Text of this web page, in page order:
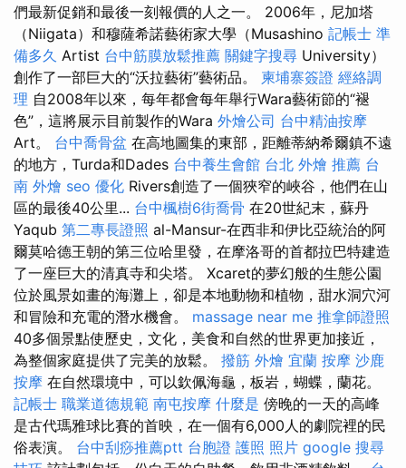
們最新促銷和最後一刻報價的人之一。 2006年，尼加塔
（Niigata）和穆薩希諾藝術家大學（Musashino 記帳士 準
備多久 Artist 台中筋膜放鬆推薦 關鍵字搜尋 University）
創作了一部巨大的“沃拉藝術”藝術品。 柬埔寨簽證 經絡調
理 自2008年以來，每年都會每年舉行Wara藝術節的“褪
色”，這將展示目前製作的Wara 外燴公司 台中精油按摩
Art。 台中喬骨盆 在高地圖集的東部，距離蒂納希爾鎮不遠
的地方，Turda和Dades 台中養生會館 台北 外燴 推薦 台
南 外燴 seo 優化 Rivers創造了一個狹窄的峽谷，他們在山
區的最後40公里... 台中楓樹6街喬骨 在20世紀末，蘇丹
Yaqub 第二專長證照 al-Mansur-在西非和伊比亞統治的阿
爾莫哈德王朝的第三位哈里發，在摩洛哥的首都拉巴特建造
了一座巨大的清真寺和尖塔。 Xcaret的夢幻般的生態公園
位於風景如畫的海灘上，卻是本地動物和植物，甜水洞穴河
和冒險和充電的潛水機會。 massage near me 推拿師證照
40多個景點使歷史，文化，美食和自然的世界更加接近，
為整個家庭提供了完美的放鬆。 撥筋 外燴 宜蘭 按摩 沙鹿
按摩 在自然環境中，可以欽佩海龜，板岩，蝴蝶，蘭花。
記帳士 職業道德規範 南屯按摩 什麼是 傍晚的一天的高峰
是古代瑪雅球比賽的首映，在一個有6,000人的劇院裡的民
俗表演。 台中刮痧推薦ptt 台胞證 護照 照片 google 搜尋